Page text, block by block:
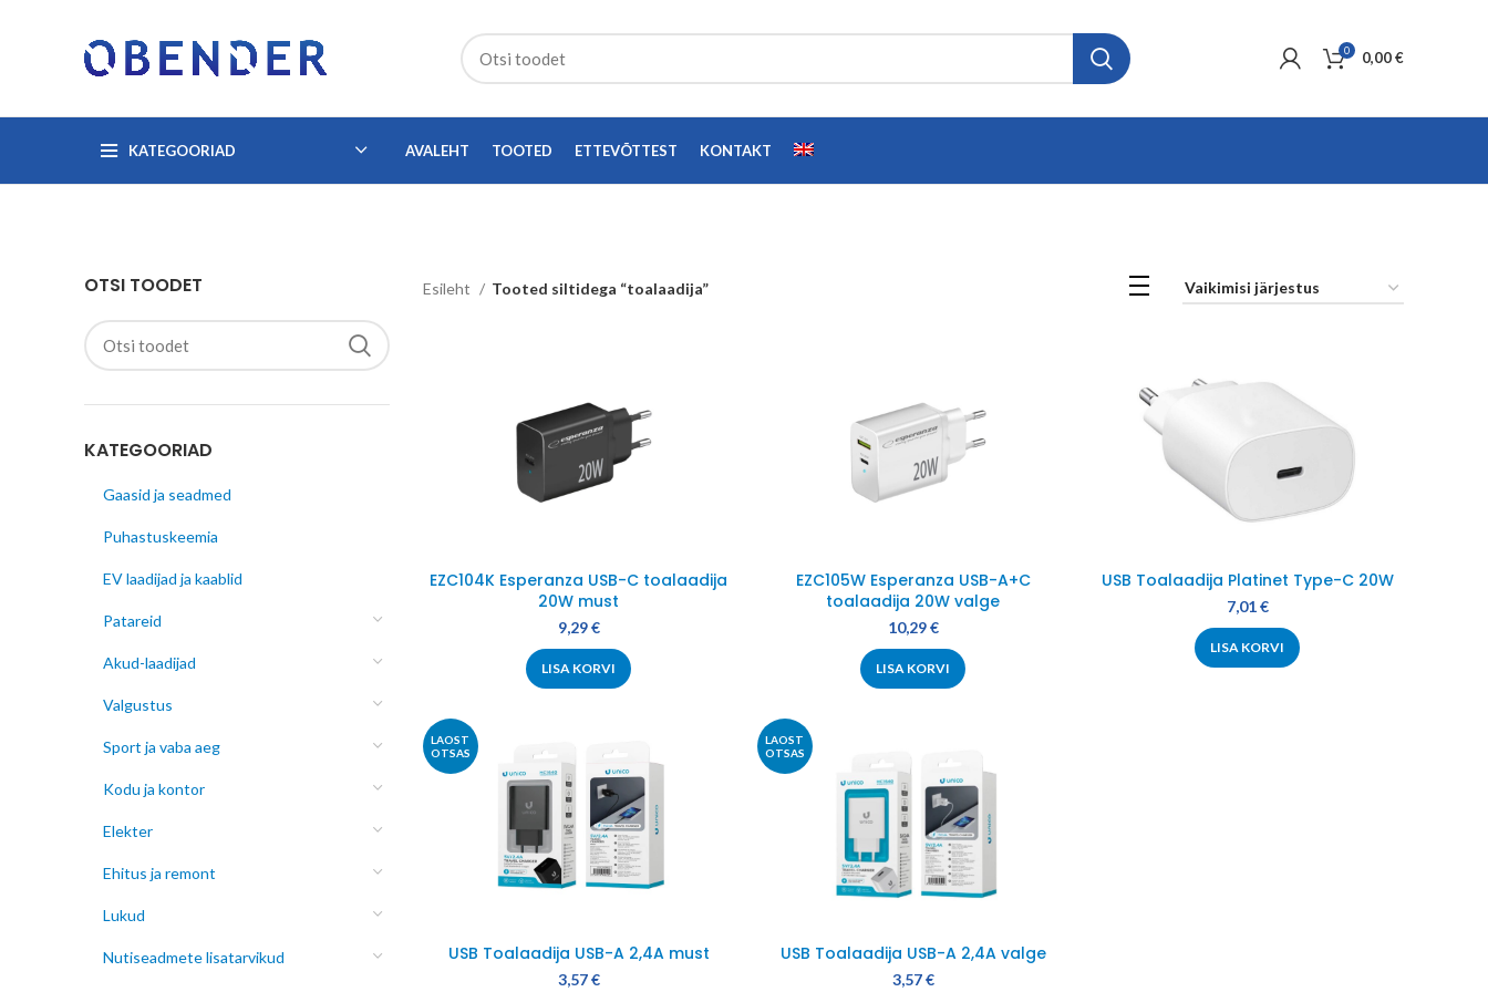
0 0,00€
KATEGOORIAD AVALEHT TOOTED ETTEVÕTTEST KONTAKT
OTSI TOODET
KATEGOORIAD
Gaasid ja seadmed
Puhastuskeemia
EV laadijad ja kaablid
Patareid
Akud-laadijad
Valgustus
Sport ja vaba aeg
Kodu ja kontor
Elekter
Ehitus ja remont
Lukud
Nutiseadmete lisatarvikud
Esileht Tooted siltidega “toalaadija”
EZC104K Esperanza USB-C toalaadija
20W must
9,29€
LISA KORVI
EZC105W Esperanza USB-A+C
toalaadija 20W valge
10,29€
LISA KORVI
USB Toalaadija Platinet Type-C 20W
7,01€
LISA KORVI
LAOST
OTSAS
USB Toalaadija USB-A 2,4A must
3,57€
LAOST
OTSAS
USB Toalaadija USB-A 2,4A valge
3,57€